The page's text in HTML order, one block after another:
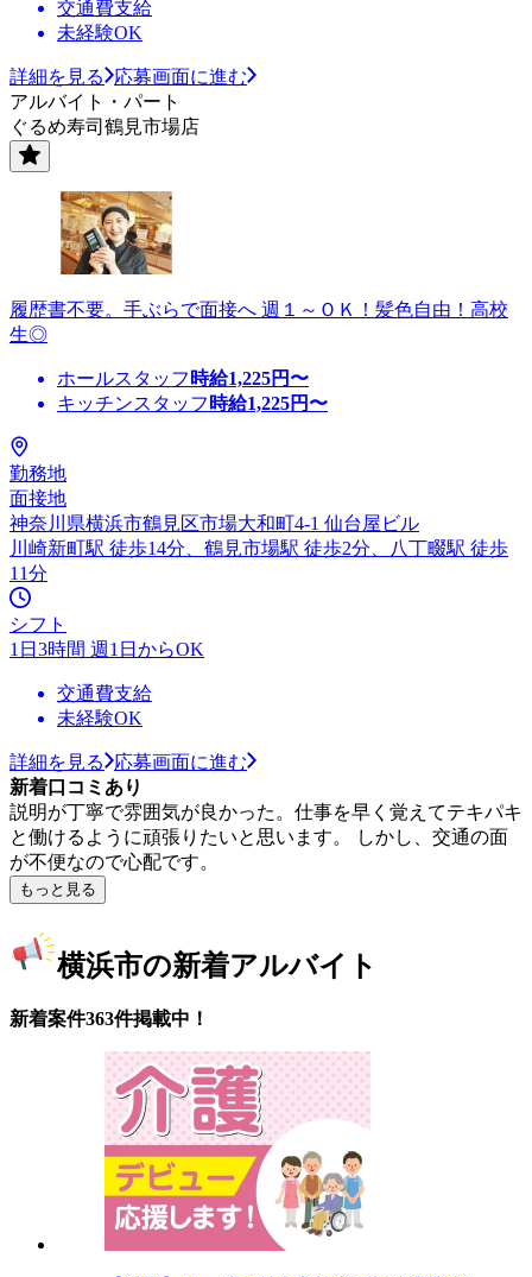
交通費支給
未経験OK
詳細を見る
応募画面に進む
アルバイト・パート
ぐるめ寿司鶴見市場店
履歴書不要。手ぶらで面接へ 週１～ＯＫ！髪色自由！高校
生◎
ホールスタッフ 時給1,225円〜
キッチンスタッフ 時給1,225円〜
勤務地
面接地
神奈川県横浜市鶴見区市場大和町4-1 仙台屋ビル
川崎新町駅 徒歩14分、鶴見市場駅 徒歩2分、八丁畷駅 徒歩
11分
シフト
1日3時間 週1日からOK
交通費支給
未経験OK
詳細を見る
応募画面に進む
新着口コミあり
説明が丁寧で雰囲気が良かった。仕事を早く覚えてテキパキ
と働けるように頑張りたいと思います。 しかし、交通の面
が不便なので心配です。
もっと見る
横浜市の新着アルバイト
新着案件363件掲載中！